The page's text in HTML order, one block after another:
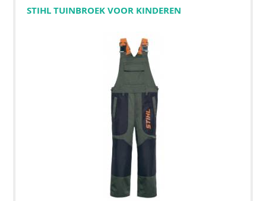
STIHL TUINBROEK VOOR KINDEREN